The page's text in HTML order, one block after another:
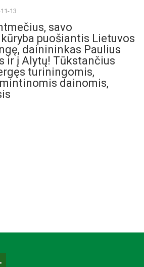
13
savo
puošiantis Lietuvos
dainininkas Paulius
ir į Alytų! Tūkstančius
turiningomis,
dainomis,